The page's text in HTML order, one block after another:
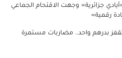
جزائرية» وجهت الاقتحام الجماعي
رقمية»
بدرهم واحد.. مضاربات مستمرة